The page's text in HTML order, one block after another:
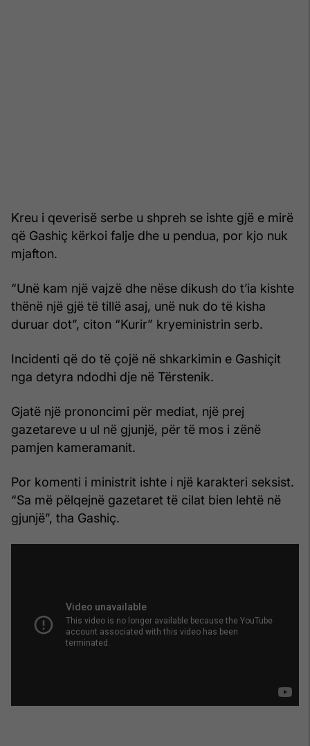
Kreu i qeverisë serbe u shpreh se ishte gjë e mirë
që Gashiç kërkoi falje dhe u pendua, por kjo nuk
mjafton.
“Unë kam një vajzë dhe nëse dikush do t’ia kishte
thënë një gjë të tillë asaj, unë nuk do të kisha
duruar dot”, citon “Kurir” kryeministrin serb.
Incidenti që do të çojë në shkarkimin e Gashiçit
nga detyra ndodhi dje në Tërstenik.
Gjatë një prononcimi për mediat, një prej
gazetareve u ul në gjunjë, për të mos i zënë
pamjen kameramanit.
Por komenti i ministrit ishte i një karakteri seksist.
“Sa më pëlqejnë gazetaret të cilat bien lehtë në
gjunjë”, tha Gashiç.